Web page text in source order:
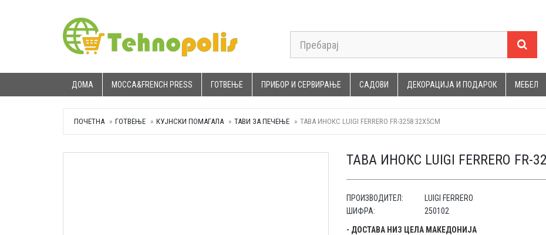
ДОМА MOCCA&FRENCH PRESS ГОТВЕЊЕ ПРИБОР И СЕРВИРАЊЕ САДОВИ ДЕКОРАЦИЈА И ПОДАРОК МЕБЕЛ
ПОЧЕТНА ГОТВЕЊЕ КУЈНСКИ ПОМАГАЛА ТАВИ ЗА ПЕЧЕЊЕ ТАВА ИНОКС LUIGI FERRERO FR-3258 32X5CM
ТАВА ИНОКС LUIGI FERRERO FR-
ПРОИЗВОДИТЕЛ:
LUIGI FERRERO
ШИФРА:
250102
- ДОСТАВА НИЗ ЦЕЛА МАКЕДОНИЈА